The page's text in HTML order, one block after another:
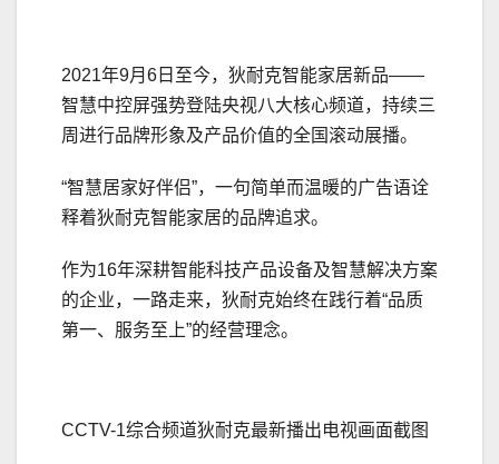
2021年9月6日至今，狄耐克智能家居新品——
智慧中控屏强势登陆央视八大核心频道，持续三
周进行品牌形象及产品价值的全国滚动展播。
“智慧居家好伴侣”，一句简单而温暖的广告语诠
释着狄耐克智能家居的品牌追求。
作为16年深耕智能科技产品设备及智慧解决方案
的企业，一路走来，狄耐克始终在践行着“品质
第一、服务至上”的经营理念。
CCTV-1综合频道狄耐克最新播出电视画面截图